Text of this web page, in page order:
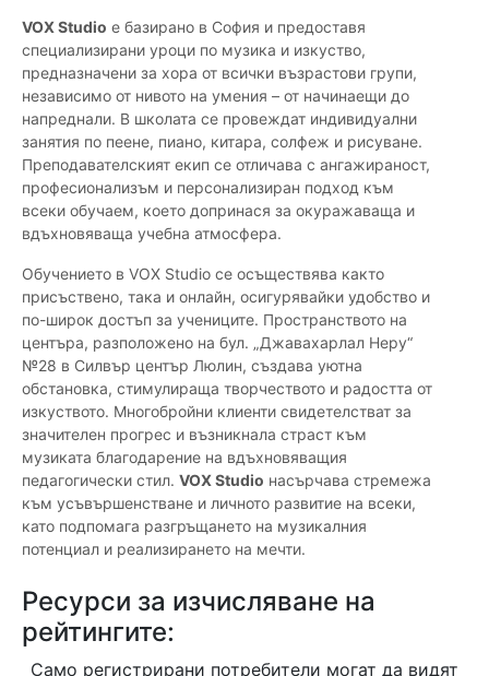
VOX Studio е базирано в София и предоставя
специализирани уроци по музика и изкуство,
предназначени за хора от всички възрастови групи,
независимо от нивото на умения – от начинаещи до
напреднали. В школата се провеждат индивидуални
занятия по пеене, пиано, китара, солфеж и рисуване.
Преподавателският екип се отличава с ангажираност,
професионализъм и персонализиран подход към
всеки обучаем, което допринася за окуражаваща и
вдъхновяваща учебна атмосфера.
Обучението в VOX Studio се осъществява както
присъствено, така и онлайн, осигурявайки удобство и
по-широк достъп за учениците. Пространството на
центъра, разположено на бул. „Джавахарлал Неру“
№28 в Силвър център Люлин, създава уютна
обстановка, стимулираща творчеството и радостта от
изкуството. Многобройни клиенти свидетелстват за
значителен прогрес и възникнала страст към
музиката благодарение на вдъхновяващия
педагогически стил. VOX Studio насърчава стремежа
към усъвършенстване и личното развитие на всеки,
като подпомага разгръщането на музикалния
потенциал и реализирането на мечти.
Ресурси за изчисляване на
рейтингите:
Само регистрирани потребители могат да видят